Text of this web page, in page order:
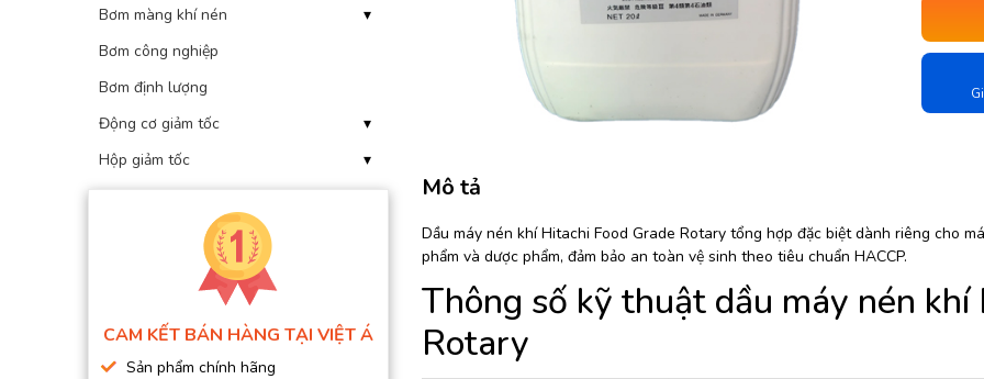
MÁY TẠO KHÍ NITO
Bơm màng khí nén
▾
Bơm công nghiệp
Bơm định lượng
Động cơ giảm tốc
▾
Hộp giảm tốc
▾
CAM KẾT BÁN HÀNG TẠI VIỆT Á
Sản phẩm chính hãng
Mô tả
Dầu máy nén khí Hitachi Food Grade Rotary tổng hợp đặc biệt dành riêng cho
phẩm và dược phẩm, đảm bảo an toàn vệ sinh theo tiêu chuẩn HACCP.
Thông số kỹ thuật dầu máy nén khí
Rotary